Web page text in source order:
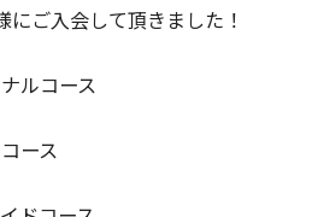
にご入会して頂きました！
ルコース
ース